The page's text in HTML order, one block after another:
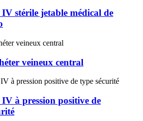
stérile jetable médical de
veineux central
à pression positive de